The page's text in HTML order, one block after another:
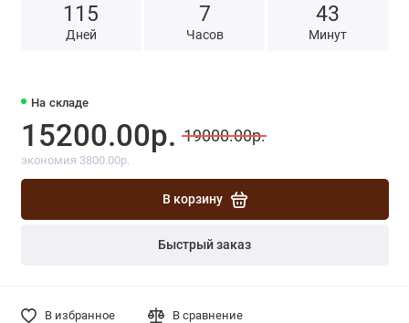
115
Дней
7
Часов
43
Минут
На складе
15200.00р. 19000.00р.
экономия 3800.00р.
В корзину
Быстрый заказ
В избранное В сравнение